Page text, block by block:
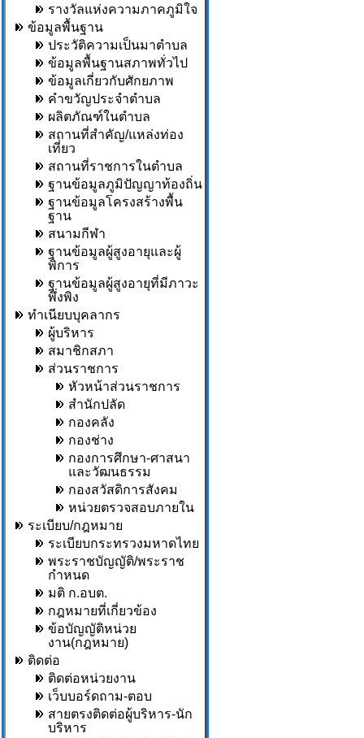
รางวัลแห่งความภาคภูมิใจ
ข้อมูลพื้นฐาน
ประวัติความเป็นมาตำบล
ข้อมูลพื้นฐานสภาพทั่วไป
ข้อมูลเกี่ยวกับศักยภาพ
คำขวัญประจำตำบล
ผลิตภัณฑ์ในตำบล
สถานที่สำคัญ/แหล่งท่อง
เที่ยว
สถานที่ราชการในตำบล
ฐานข้อมูลภูมิปัญญาท้องถิ่น
ฐานข้อมูลโครงสร้างพื้น
ฐาน
สนามกีฬา
ฐานข้อมูลผู้สูงอายุและผู้
พิการ
ฐานข้อมูลผู้สูงอายุที่มีภาวะ
พึ่งพิง
ทำเนียบบุคลากร
ผู้บริหาร
สมาชิกสภา
ส่วนราชการ
หัวหน้าส่วนราชการ
สำนักปลัด
กองคลัง
กองช่าง
กองการศึกษา-ศาสนา
และวัฒนธรรม
กองสวัสดิการสังคม
หน่วยตรวจสอบภายใน
ระเบียบ/กฎหมาย
ระเบียบกระทรวงมหาดไทย
พระราชบัญญัติ/พระราช
กำหนด
มติ ก.อบต.
กฎหมายที่เกี่ยวข้อง
ข้อบัญญัติหน่วย
งาน(กฎหมาย)
ติดต่อ
ติดต่อหน่วยงาน
เว็บบอร์ดถาม-ตอบ
สายตรงติดต่อผู้บริหาร-นัก
บริหาร